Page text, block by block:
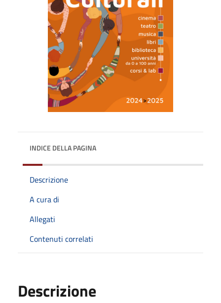
INDICE DELLA PAGINA
Descrizione
A cura di
Allegati
Contenuti correlati
Descrizione